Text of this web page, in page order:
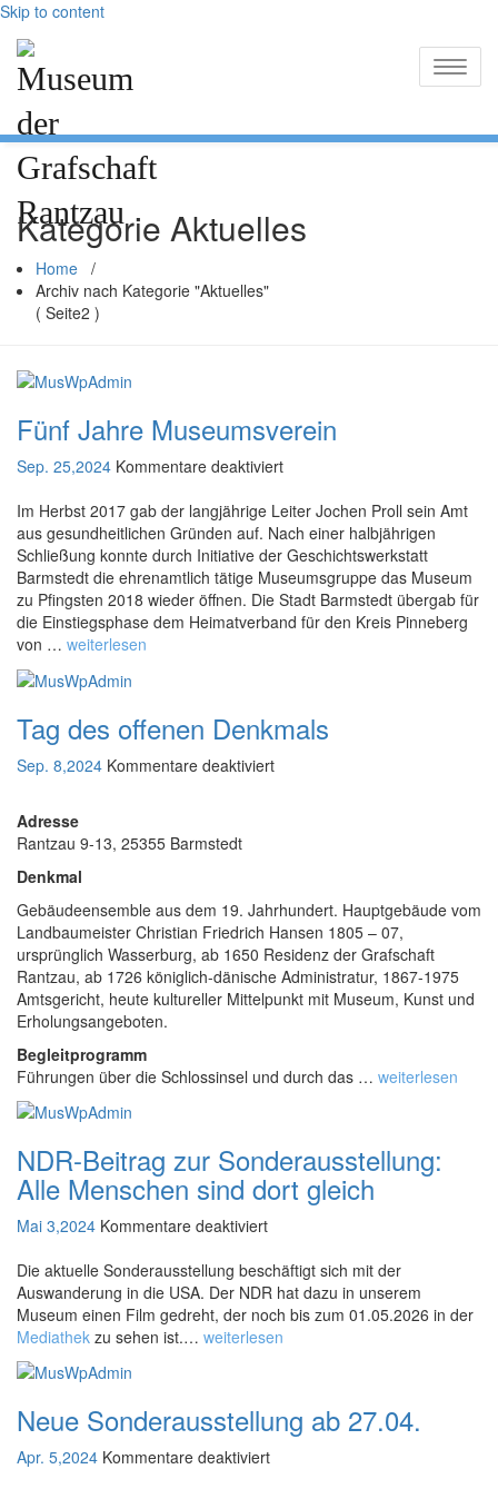
Skip to content
Kategorie Aktuelles
Home /
Archiv nach Kategorie "Aktuelles"
( Seite2 )
Fünf Jahre Museumsverein
Sep. 25,2024 Kommentare deaktiviert
ü
r
F
ü
n
f
J
a
r
e
M
s
e
m
s
v
e
r
e
i
n
Im Herbst 2017 gab der langjährige Leiter Jochen Proll sein Amt
aus gesundheitlichen Gründen auf. Nach einer halbjährigen
Schließung konnte durch Initiative der Geschichtswerkstatt
Barmstedt die ehrenamtlich tätige Museumsgruppe das Museum
zu Pfingsten 2018 wieder öffnen. Die Stadt Barmstedt übergab für
die Einstiegsphase dem Heimatverband für den Kreis Pinneberg
von … weiterlesen
Tag des offenen Denkmals
Sep. 8,2024 Kommentare deaktiviert
ü
r
T
a
g
d
e
s
o
f
f
e
n
e
D
e
n
k
a
l
s
Adresse
Rantzau 9-13, 25355 Barmstedt
Denkmal
Gebäudeensemble aus dem 19. Jahrhundert. Hauptgebäude vom
Landbaumeister Christian Friedrich Hansen 1805 – 07,
ursprünglich Wasserburg, ab 1650 Residenz der Grafschaft
Rantzau, ab 1726 königlich-dänische Administratur, 1867-1975
Amtsgericht, heute kultureller Mittelpunkt mit Museum, Kunst und
Erholungsangeboten.
Begleitprogramm
Führungen über die Schlossinsel und durch das … weiterlesen
NDR-Beitrag zur Sonderausstellung:
Alle Menschen sind dort gleich
Mai 3,2024 Kommentare deaktiviert
ü
r
N
D
R
B
e
i
Die aktuelle Sonderausstellung beschäftigt sich mit der
Auswanderung in die USA. Der NDR hat dazu in unserem
Museum einen Film gedreht, der noch bis zum 01.05.2026 in der
Mediathek zu sehen ist.… weiterlesen
Neue Sonderausstellung ab 27.04.
Apr. 5,2024 Kommentare deaktiviert